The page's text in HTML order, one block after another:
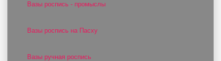
Вазы роспись - промыслы
Вазы роспись на Пасху
Вазы ручная роспись